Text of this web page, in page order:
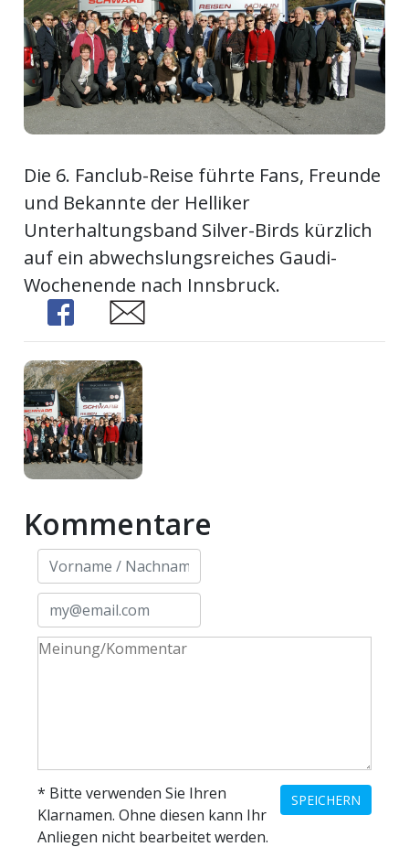
App
Die 6. Fanclub-Reise führte Fans, Freunde
und Bekannte der Helliker
Unterhaltungsband Silver-Birds kürzlich
auf ein abwechslungsreiches Gaudi-
Wochenende nach Innsbruck.
Share
Share
Kommentare
SPEICHERN
* Bitte verwenden Sie Ihren
Klarnamen. Ohne diesen kann Ihr
Anliegen nicht bearbeitet werden.